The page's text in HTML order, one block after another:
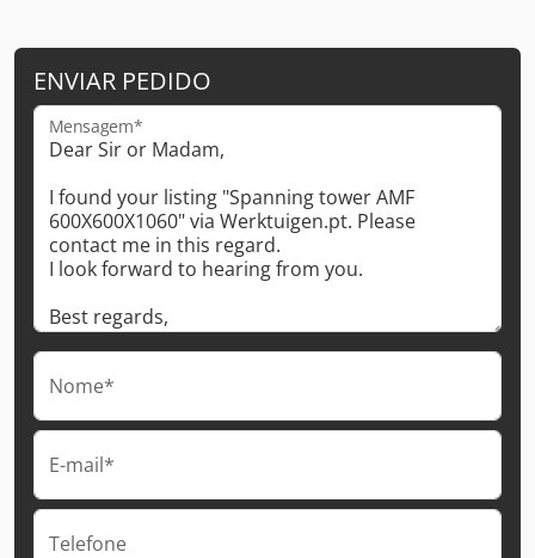
ENVIAR PEDIDO
Mensagem*
Nome*
E-mail*
Telefone